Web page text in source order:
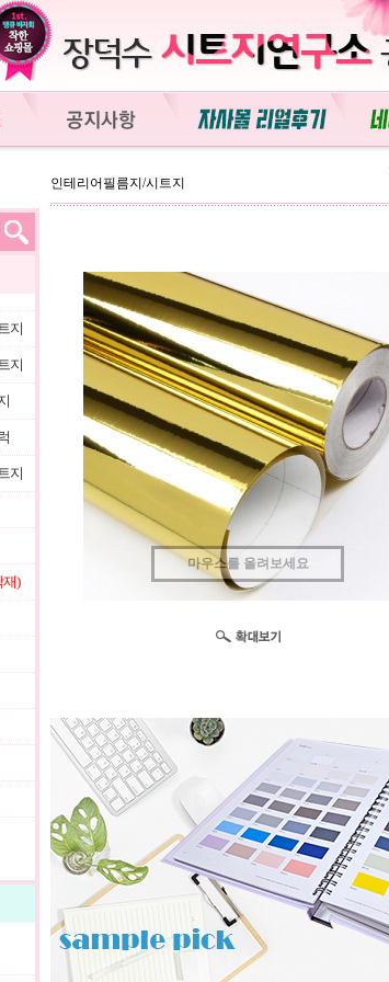
지
지
지
)
인테리어필름지/시트지
마우스를 올려보세요